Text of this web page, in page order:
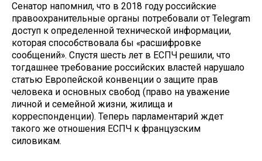
Сенатор напомнил, что в 2018 году российские
правоохранительные органы потребовали от Telegram
доступ к определенной технической информации,
которая способствовала бы «расшифровке
сообщений». Спустя шесть лет в ЕСПЧ решили, что
тогдашнее требование российских властей нарушало
статью Европейской конвенции о защите прав
человека и основных свобод (право на уважение
личной и семейной жизни, жилища и
корреспонденции). Теперь парламентарий ждет
такого же отношения ЕСПЧ к французским
силовикам.